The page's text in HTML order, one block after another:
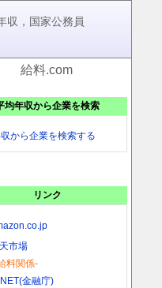
収，国家公務員
給料.com
均年収から企業を検索
から企業を検索する
リンク
市場
料関係-
金融庁)